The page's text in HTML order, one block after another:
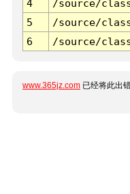
4
/source/
5
/source/
6
/source/
www.365jz.com 已经将此出